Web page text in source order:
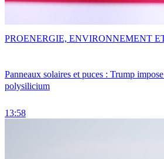
Panneaux solaires et puces : Trump
polysilicium
13:58
PROENERGIE, ENVIRONNEMENT